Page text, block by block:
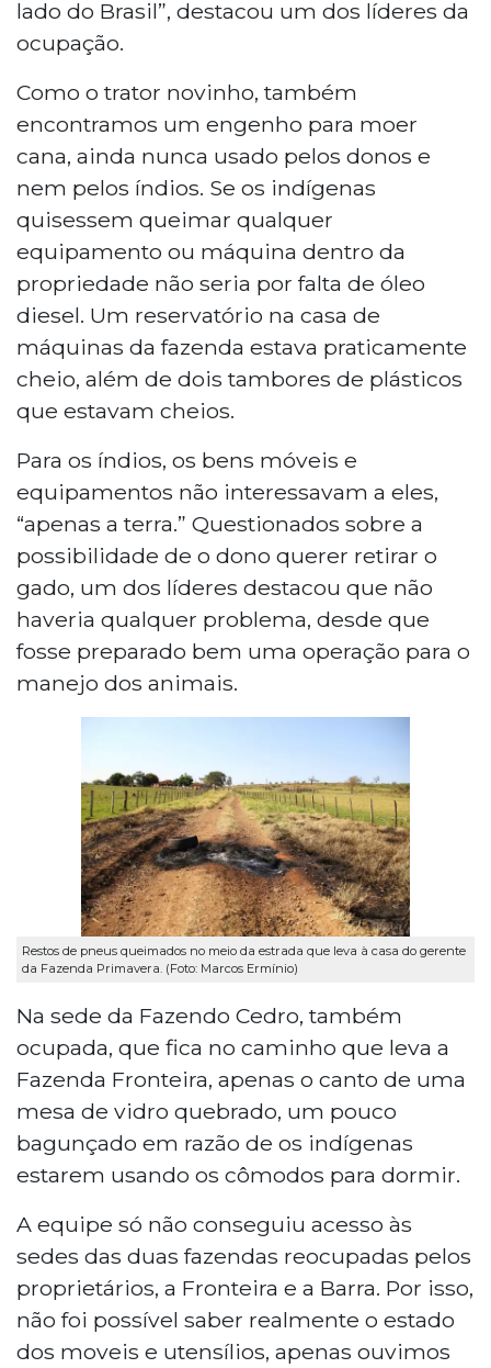
lado do Brasil”, destacou um dos líderes da
ocupação.
Como o trator novinho, também
encontramos um engenho para moer
cana, ainda nunca usado pelos donos e
nem pelos índios. Se os indígenas
quisessem queimar qualquer
equipamento ou máquina dentro da
propriedade não seria por falta de óleo
diesel. Um reservatório na casa de
máquinas da fazenda estava praticamente
cheio, além de dois tambores de plásticos
que estavam cheios.
Para os índios, os bens móveis e
equipamentos não interessavam a eles,
“apenas a terra.” Questionados sobre a
possibilidade de o dono querer retirar o
gado, um dos líderes destacou que não
haveria qualquer problema, desde que
fosse preparado bem uma operação para o
manejo dos animais.
Restos de pneus queimados no meio da estrada que leva à casa do gerente
da Fazenda Primavera. (Foto: Marcos Ermínio)
Na sede da Fazendo Cedro, também
ocupada, que fica no caminho que leva a
Fazenda Fronteira, apenas o canto de uma
mesa de vidro quebrado, um pouco
bagunçado em razão de os indígenas
estarem usando os cômodos para dormir.
A equipe só não conseguiu acesso às
sedes das duas fazendas reocupadas pelos
proprietários, a Fronteira e a Barra. Por isso,
não foi possível saber realmente o estado
dos moveis e utensílios, apenas ouvimos